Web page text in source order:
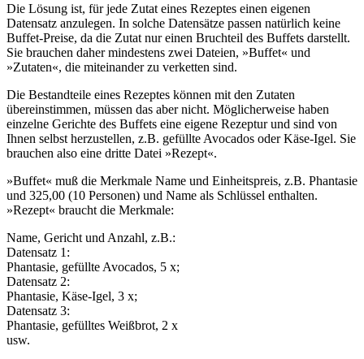
Die Lösung ist, für jede Zutat eines Rezeptes einen eigenen
Datensatz anzulegen. In solche Datensätze passen natürlich keine
Buffet-Preise, da die Zutat nur einen Bruchteil des Buffets darstellt.
Sie brauchen daher mindestens zwei Dateien, »Buffet« und
»Zutaten«, die miteinander zu verketten sind.
Die Bestandteile eines Rezeptes können mit den Zutaten
übereinstimmen, müssen das aber nicht. Möglicherweise haben
einzelne Gerichte des Buffets eine eigene Rezeptur und sind von
Ihnen selbst herzustellen, z.B. gefüllte Avocados oder Käse-Igel. Sie
brauchen also eine dritte Datei »Rezept«.
»Buffet« muß die Merkmale Name und Einheitspreis, z.B. Phantasie
und 325,00 (10 Personen) und Name als Schlüssel enthalten.
»Rezept« braucht die Merkmale:
Name, Gericht und Anzahl, z.B.:
Datensatz 1:
Phantasie, gefüllte Avocados, 5 x;
Datensatz 2:
Phantasie, Käse-Igel, 3 x;
Datensatz 3:
Phantasie, gefülltes Weißbrot, 2 x
usw.